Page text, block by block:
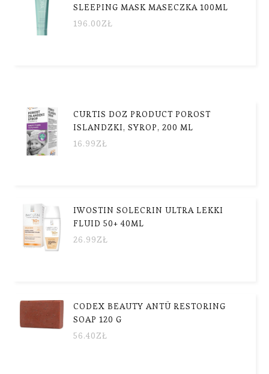
SLEEPING MASK MASECZKA 100ML
196.00ZŁ
CURTIS DOZ PRODUCT POROST
ISLANDZKI, SYROP, 200 ML
16.99ZŁ
IWOSTIN SOLECRIN ULTRA LEKKI
FLUID 50+ 40ML
26.99ZŁ
CODEX BEAUTY ANTÜ RESTORING
SOAP 120 G
56.40ZŁ